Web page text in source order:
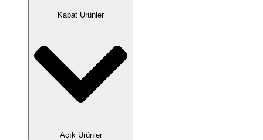
Kapat Ürünler
Açık Ürünler